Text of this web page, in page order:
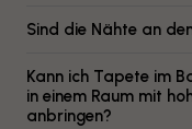
Sind die Nähte an
Kann ich Tapete im
in einem Raum mit
anbringen?